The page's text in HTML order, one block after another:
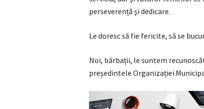
perseverență şi dedicare.
Le doresc să fie fericite, să se
Noi, bărbații, le suntem
președintele Organizației